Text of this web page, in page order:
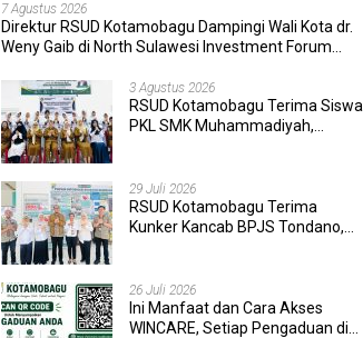
7 Agustus 2026
Direktur RSUD Kotamobagu Dampingi Wali Kota dr.
Weny Gaib di North Sulawesi Investment Forum
3 Agustus 2026
RSUD Kotamobagu Terima Siswa
PKL SMK Muhammadiyah,
29 Juli 2026
RSUD Kotamobagu Terima
Kunker Kancab BPJS Tondano,
26 Juli 2026
Ini Manfaat dan Cara Akses
WINCARE, Setiap Pengaduan di